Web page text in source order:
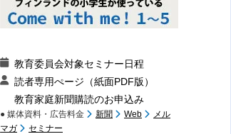
教育委員会対象セミナー日程
読者専用ぺージ（紙面PDF版）
教育家庭新聞購読のお申込み
● 媒体資料・広告料金 新聞 Web
メル
マガ
セミナー